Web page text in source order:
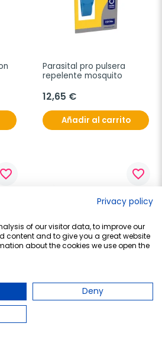
Parasital pro pulsera
repelente mosquito
12,65 €
Añadir al carrito
favorite_border favorite_border
SUAVINEX
Suavinex Set Enjoy & Go
Citronella Roll-On, 50 ml +
Privacy policy
of our visitor data, to improve our
content and to give you a great website
about the cookies we use open the
Deny